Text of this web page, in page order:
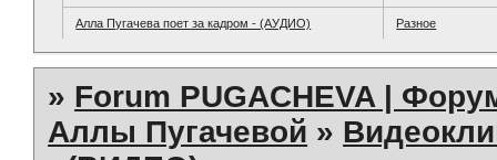
Алла Пугачева поет за кадром - (АУДИО) Разное
» Forum PUGACHEVA |
Аллы Пугачевой »